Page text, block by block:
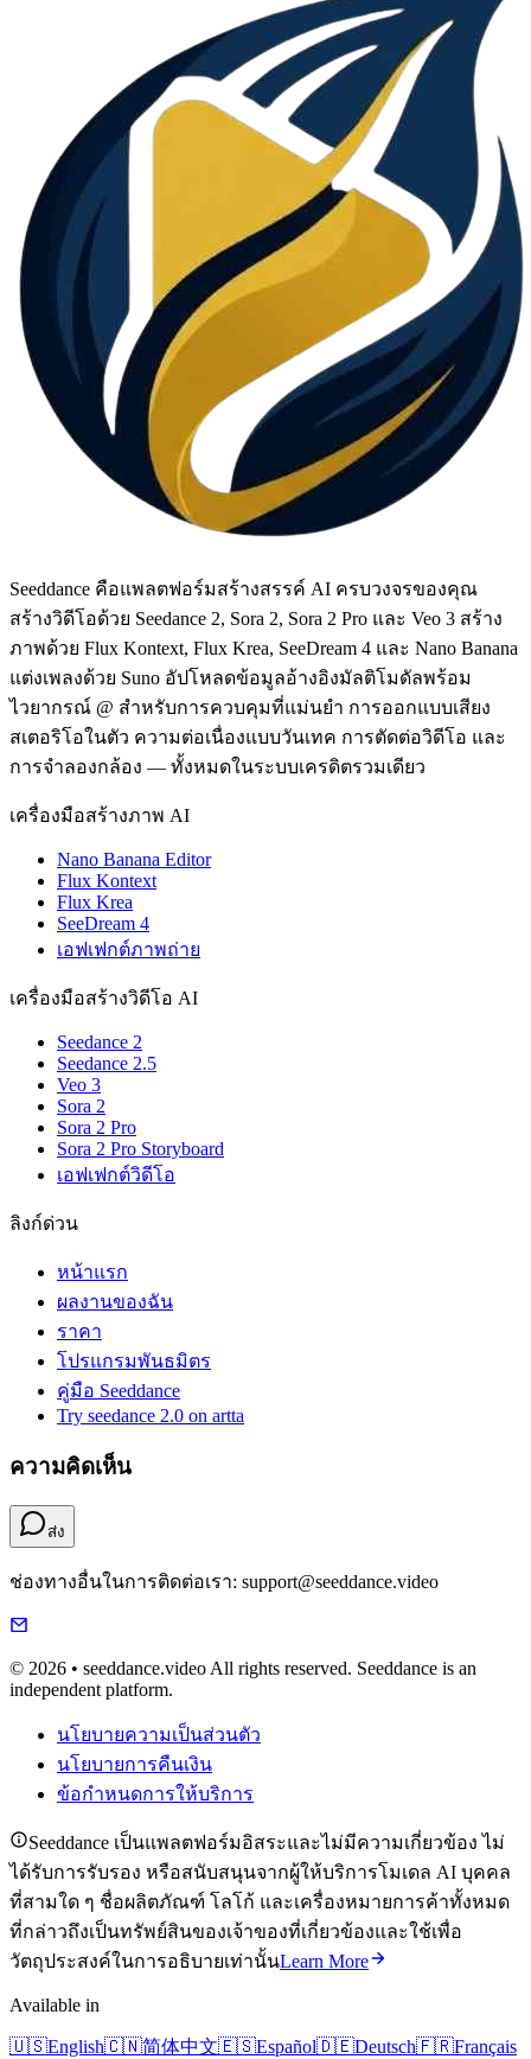
Seeddance คือแพลตฟอร์มสร้างสรรค์ AI ครบวงจรของคุณ
สร้างวิดีโอด้วย Seedance 2, Sora 2, Sora 2 Pro และ Veo 3 สร้าง
ภาพด้วย Flux Kontext, Flux Krea, SeeDream 4 และ Nano Banana
แต่งเพลงด้วย Suno อัปโหลดข้อมูลอ้างอิงมัลติโมดัลพร้อม
ไวยากรณ์ @ สำหรับการควบคุมที่แม่นยำ การออกแบบเสียง
สเตอริโอในตัว ความต่อเนื่องแบบวันเทค การตัดต่อวิดีโอ และ
การจำลองกล้อง — ทั้งหมดในระบบเครดิตรวมเดียว
เครื่องมือสร้างภาพ AI
Nano Banana Editor
Flux Kontext
Flux Krea
SeeDream 4
เอฟเฟกต์ภาพถ่าย
เครื่องมือสร้างวิดีโอ AI
Seedance 2
Seedance 2.5
Veo 3
Sora 2
Sora 2 Pro
Sora 2 Pro Storyboard
เอฟเฟกต์วิดีโอ
ลิงก์ด่วน
หน้าแรก
ผลงานของฉัน
ราคา
โปรแกรมพันธมิตร
คู่มือ Seeddance
Try seedance 2.0 on artta
ความคิดเห็น
ส่ง
ช่องทางอื่นในการติดต่อเรา: support@seeddance.video
© 2026 • seeddance.video All rights reserved. Seeddance is an
independent platform.
นโยบายความเป็นส่วนตัว
นโยบายการคืนเงิน
ข้อกำหนดการให้บริการ
Seeddance เป็นแพลตฟอร์มอิสระและไม่มีความเกี่ยวข้อง ไม่
ได้รับการรับรอง หรือสนับสนุนจากผู้ให้บริการโมเดล AI บุคคล
ที่สามใด ๆ ชื่อผลิตภัณฑ์ โลโก้ และเครื่องหมายการค้าทั้งหมด
ที่กล่าวถึงเป็นทรัพย์สินของเจ้าของที่เกี่ยวข้องและใช้เพื่อ
วัตถุประสงค์ในการอธิบายเท่านั้นLearn More
Available in
🇺🇸English🇨🇳简体中文🇪🇸Español🇩🇪Deutsch🇫🇷Français